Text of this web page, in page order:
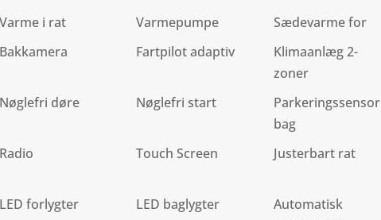
Varme i rat Varmepumpe
Sædevarme for
Bakkamera Fartpilot adaptiv
Klimaanlæg 2-
zoner
Nøglefri døre Nøglefri start
Parkeringssensor
bag
Radio Touch Screen Justerbart rat
LED forlygter LED baglygter
Automatisk